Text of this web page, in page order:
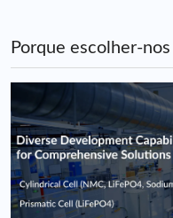
Porque escolher-nos